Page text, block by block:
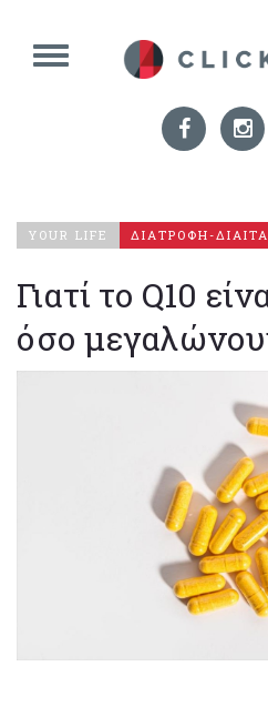
YOUR LIFE ΔΙΑΤΡΟΦΗ-ΔΙΑΙΤΑ
Γιατί το Q10
όσο